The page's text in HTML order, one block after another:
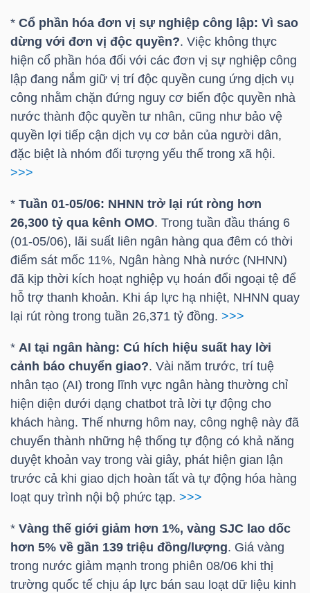
* Cổ phần hóa đơn vị sự nghiệp công lập: Vì sao
dừng với đơn vị độc quyền?. Việc không thực
hiện cổ phần hóa đối với các đơn vị sự nghiệp công
lập đang nắm giữ vị trí độc quyền cung ứng dịch vụ
công nhằm chặn đứng nguy cơ biến độc quyền nhà
nước thành độc quyền tư nhân, cũng như bảo vệ
quyền lợi tiếp cận dịch vụ cơ bản của người dân,
đặc biệt là nhóm đối tượng yếu thế trong xã hội.
>>>
* Tuần 01-05/06: NHNN trở lại rút ròng hơn
26,300 tỷ qua kênh OMO. Trong tuần đầu tháng 6
(01-05/06), lãi suất liên ngân hàng qua đêm có thời
điểm sát mốc 11%, Ngân hàng Nhà nước (NHNN)
đã kịp thời kích hoạt nghiệp vụ hoán đổi ngoại tệ để
hỗ trợ thanh khoản. Khi áp lực hạ nhiệt, NHNN quay
lại rút ròng trong tuần 26,371 tỷ đồng. >>>
* AI tại ngân hàng: Cú hích hiệu suất hay lời
cảnh báo chuyển giao?. Vài năm trước, trí tuệ
nhân tạo (AI) trong lĩnh vực ngân hàng thường chỉ
hiện diện dưới dạng chatbot trả lời tự động cho
khách hàng. Thế nhưng hôm nay, công nghệ này đã
chuyển thành những hệ thống tự động có khả năng
duyệt khoản vay trong vài giây, phát hiện gian lận
trước cả khi giao dịch hoàn tất và tự động hóa hàng
loạt quy trình nội bộ phức tạp. >>>
* Vàng thế giới giảm hơn 1%, vàng SJC lao dốc
hơn 5% về gần 139 triệu đồng/lượng. Giá vàng
trong nước giảm mạnh trong phiên 08/06 khi thị
trường quốc tế chịu áp lực bán sau loạt dữ liệu kinh
PHÂN
TÍCH
VIETSTOCKFINANCE
MÔ
NGHIỆP
CỔ
PHIẾU
PHÁI
SINH
TRÁI